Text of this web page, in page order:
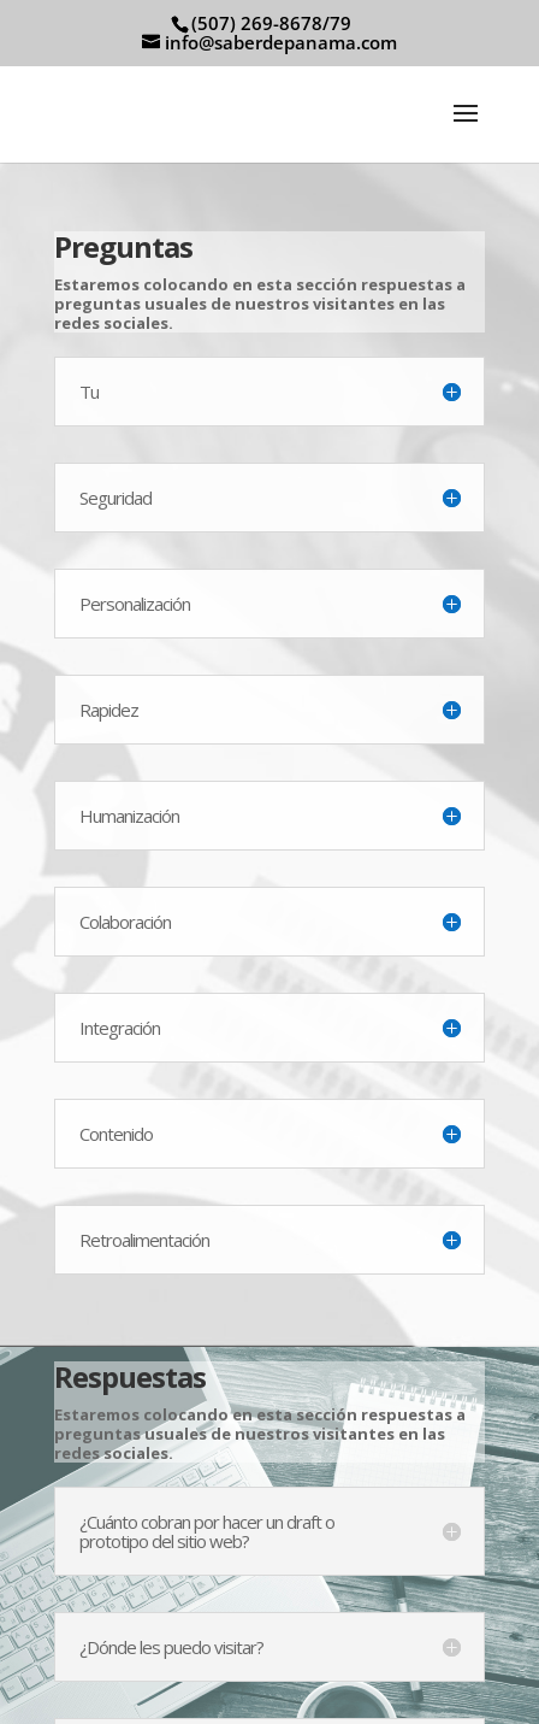
(507) 269-8678/79
info@saberdepanama.com
Preguntas
Estaremos colocando en esta sección respuestas a
preguntas usuales de nuestros visitantes en las
redes sociales.
Tu
Seguridad
Personalización
Rapidez
Humanización
Colaboración
Integración
Contenido
Retroalimentación
Respuestas
Estaremos colocando en esta sección respuestas a
preguntas usuales de nuestros visitantes en las
redes sociales.
¿Cuánto cobran por hacer un draft o
prototipo del sitio web?
¿Dónde les puedo visitar?